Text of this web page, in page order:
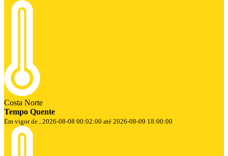
Costa Norte
Tempo Quente
Em vigor de , 2026-08-08 00:02:00 até 2026-08-09 18:00:00